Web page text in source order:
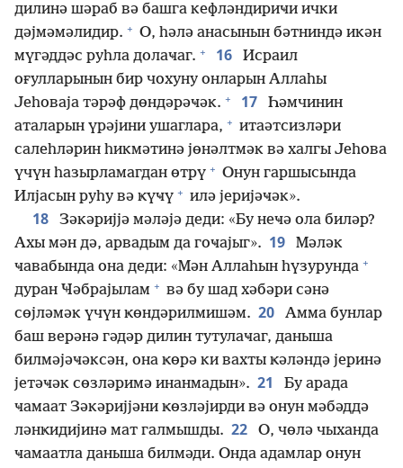
дилинә шәраб вә башга кефләндириҹи ички
дәјмәмәлидир. + О, һәлә анасынын бәтниндә икән
мүгәддәс руһла долаҹаг. + 16
Исраил
оғулларынын бир чохуну онларын Аллаһы
Јеһоваја тәрәф дөндәрәҹәк. + 17
Һәмчинин
аталарын үрәјини ушаглара, + итаәтсизләри
салеһләрин һикмәтинә јөнәлтмәк вә халгы Јеһова
үчүн һазырламагдан өтрү + Онун гаршысында
Илјасын руһу вә ҝүҹү + илә јеријәҹәк».
18
Зәкәријјә мәләјә деди: «Бу неҹә ола биләр?
Ахы мән дә, арвадым да гоҹајыг». 19
Мәләк
ҹавабында она деди: «Мән Аллаһын һүзурунда +
дуран Ҹәбрајылам + вә бу шад хәбәри сәнә
сөјләмәк үчүн ҝөндәрилмишәм. 20
Амма бунлар
баш верәнә гәдәр дилин тутулаҹаг, даныша
билмәјәҹәксән, она ҝөрә ки вахты ҝәләндә јеринә
јетәҹәк сөзләримә инанмадын». 21
Бу арада
ҹамаат Зәкәријјәни ҝөзләјирди вә онун мәбәддә
ләнҝидијинә мат галмышды. 22
О, чөлә чыханда
ҹамаатла даныша билмәди. Онда адамлар онун